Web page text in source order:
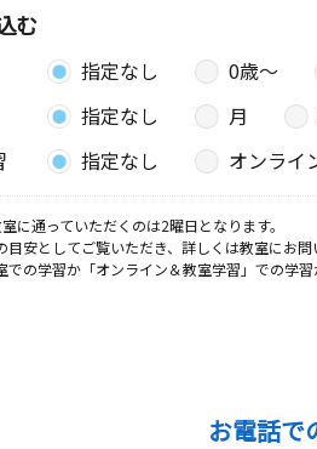
む
指定なし 0歳〜
指定なし 月
指定なし オンライ
に通っていただくのは2曜日となります。
安としてご覧いただき、詳しくは教室にお
の学習か「オンライン＆教室学習」での学
お電話で